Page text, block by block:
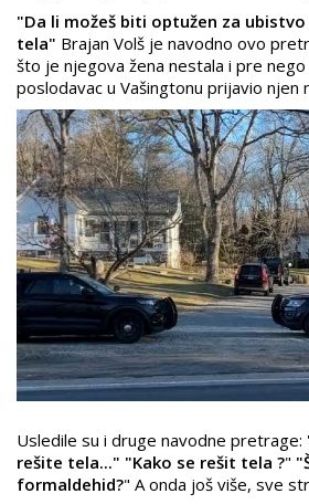
"Da li možeš biti optužen za
tela" Brajan Volš je navodno ovo
što je njegova žena nestala i pre
poslodavac u Vašingtonu prijavio njen
Usledile su i druge navodne pretrage:
rešite tela..." "Kako se rešit tela ?"
formaldehid?" A onda još više, sve